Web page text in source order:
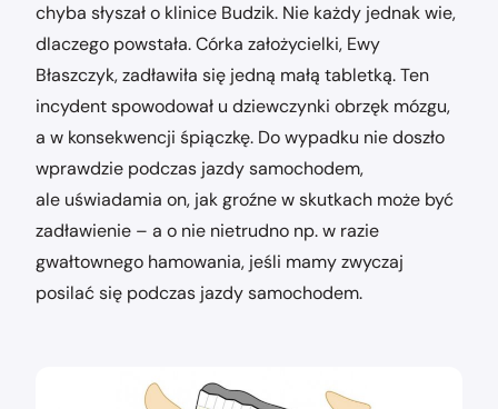
chyba słyszał o klinice Budzik. Nie każdy jednak wie,
dlaczego powstała. Córka założycielki, Ewy
Błaszczyk, zadławiła się jedną małą tabletką. Ten
incydent spowodował u dziewczynki obrzęk mózgu,
a w konsekwencji śpiączkę. Do wypadku nie doszło
wprawdzie podczas jazdy samochodem,
ale uświadamia on, jak groźne w skutkach może być
zadławienie – a o nie nietrudno np. w razie
gwałtownego hamowania, jeśli mamy zwyczaj
posilać się podczas jazdy samochodem.